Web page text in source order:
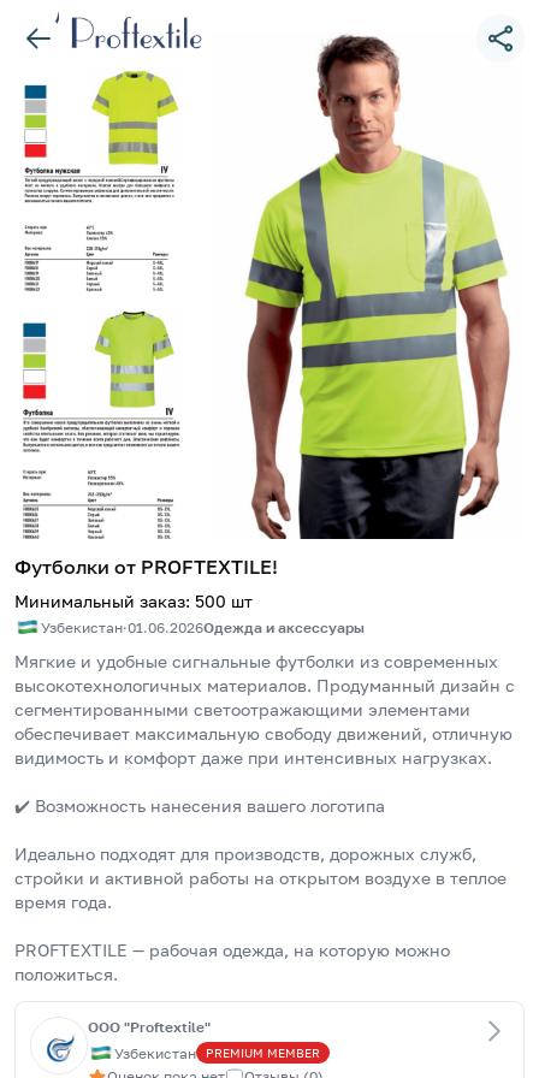
Футболки от PROFTEXTILE!
Минимальный заказ: 500 шт
Узбекистан·01.06.2026Одежда и аксессуары
Мягкие и удобные сигнальные футболки из современных
высокотехнологичных материалов. Продуманный дизайн с
сегментированными светоотражающими элементами
обеспечивает максимальную свободу движений, отличную
видимость и комфорт даже при интенсивных нагрузках.
✔️ Возможность нанесения вашего логотипа
Идеально подходят для производств, дорожных служб,
стройки и активной работы на открытом воздухе в теплое
время года.
PROFTEXTILE — рабочая одежда, на которую можно
положиться.
OOO "Proftextile"
Узбекистан
PREMIUM MEMBER